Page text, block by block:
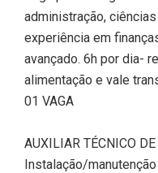
administração,
experiência em
avançado. 6h por dia-
alimentação e vale
01 VAGA
AUXILIAR TÉCNICO DE
Instalação/